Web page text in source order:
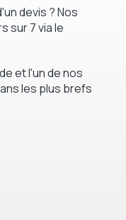
devis ? Nos
sur 7 via le
et l'un de nos
les plus brefs